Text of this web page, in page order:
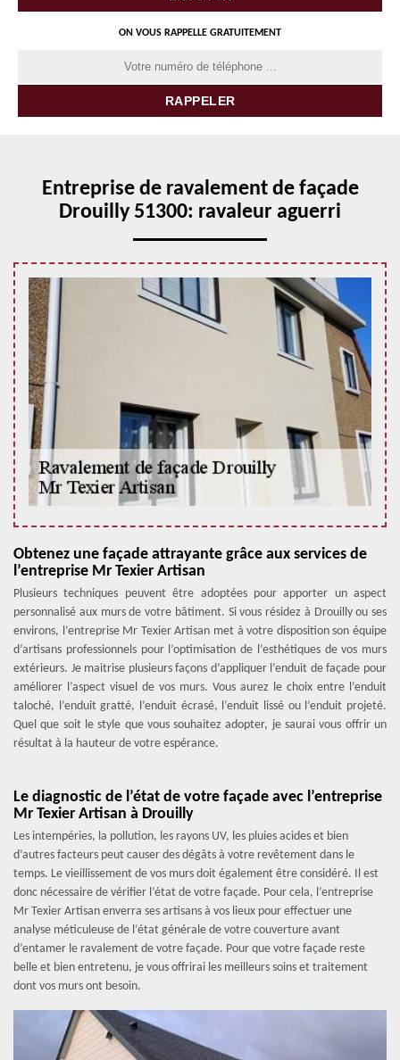
ON VOUS RAPPELLE GRATUITEMENT
Entreprise de ravalement de façade
Drouilly 51300: ravaleur aguerri
Obtenez une façade attrayante grâce aux services de
l’entreprise Mr Texier Artisan
Plusieurs techniques peuvent être adoptées pour apporter un aspect
personnalisé aux murs de votre bâtiment. Si vous résidez à Drouilly ou ses
environs, l’entreprise Mr Texier Artisan met à votre disposition son équipe
d’artisans professionnels pour l’optimisation de l’esthétiques de vos murs
extérieurs. Je maitrise plusieurs façons d’appliquer l’enduit de façade pour
améliorer l’aspect visuel de vos murs. Vous aurez le choix entre l’enduit
taloché, l’enduit gratté, l’enduit écrasé, l’enduit lissé ou l’enduit projeté.
Quel que soit le style que vous souhaitez adopter, je saurai vous offrir un
résultat à la hauteur de votre espérance.
Le diagnostic de l’état de votre façade avec l’entreprise
Mr Texier Artisan à Drouilly
Les intempéries, la pollution, les rayons UV, les pluies acides et bien
d’autres facteurs peut causer des dégâts à votre revêtement dans le
temps. Le vieillissement de vos murs doit également être considéré. Il est
donc nécessaire de vérifier l’état de votre façade. Pour cela, l’entreprise
Mr Texier Artisan enverra ses artisans à vos lieux pour effectuer une
analyse méticuleuse de l’état générale de votre couverture avant
d’entamer le ravalement de votre façade. Pour que votre façade reste
belle et bien entretenu, je vous offrirai les meilleurs soins et traitement
dont vos murs ont besoin.